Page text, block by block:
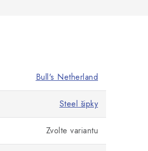
Bull's Netherland
Steel šipky
Zvolte variantu